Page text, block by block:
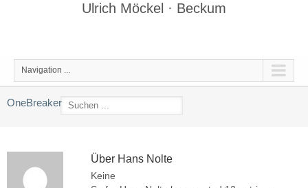
Ulrich Möckel · Beckum
Navigation ...
OneBreaker
Über Hans Nolte
Keine